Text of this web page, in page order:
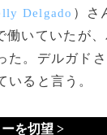
Delgado ）さ
働いていたが
。デルガド
ると言う。
を切望 >